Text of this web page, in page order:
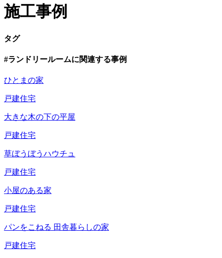
施工事例
タグ
#ランドリールームに関連する事例
ひとまの家
戸建住宅
大きな木の下の平屋
戸建住宅
草ぼうぼうハウチュ
戸建住宅
小屋のある家
戸建住宅
パンをこねる 田舎暮らしの家
戸建住宅